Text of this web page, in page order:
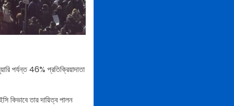
পর্যন্ত 46% প্রতিক্রিয়াদাতা
কিভাবে তার দায়িত্ব পালন